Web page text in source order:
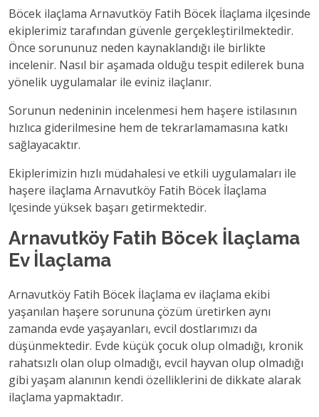
Böcek ilaçlama Arnavutköy Fatih Böcek İlaçlama ilçesinde
ekiplerimiz tarafından güvenle gerçekleştirilmektedir.
Önce sorununuz neden kaynaklandığı ile birlikte
incelenir. Nasıl bir aşamada olduğu tespit edilerek buna
yönelik uygulamalar ile eviniz ilaçlanır.
Sorunun nedeninin incelenmesi hem haşere istilasının
hızlıca giderilmesine hem de tekrarlamamasına katkı
sağlayacaktır.
Ekiplerimizin hızlı müdahalesi ve etkili uygulamaları ile
haşere ilaçlama Arnavutköy Fatih Böcek İlaçlama
lçesinde yüksek başarı getirmektedir.
Arnavutköy Fatih Böcek İlaçlama
Ev İlaçlama
Arnavutköy Fatih Böcek İlaçlama ev ilaçlama ekibi
yaşanılan haşere sorununa çözüm üretirken aynı
zamanda evde yaşayanları, evcil dostlarımızı da
düşünmektedir. Evde küçük çocuk olup olmadığı, kronik
rahatsızlı olan olup olmadığı, evcil hayvan olup olmadığı
gibi yaşam alanının kendi özelliklerini de dikkate alarak
ilaçlama yapmaktadır.